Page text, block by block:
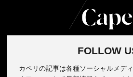
FOLLOW
カペリの記事は各種ソーシャルメデ